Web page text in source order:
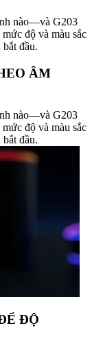
nào—và G203
độ và màu sắc
đầu.
ÂM
nào—và G203
độ và màu sắc
đầu.
ĐỘ